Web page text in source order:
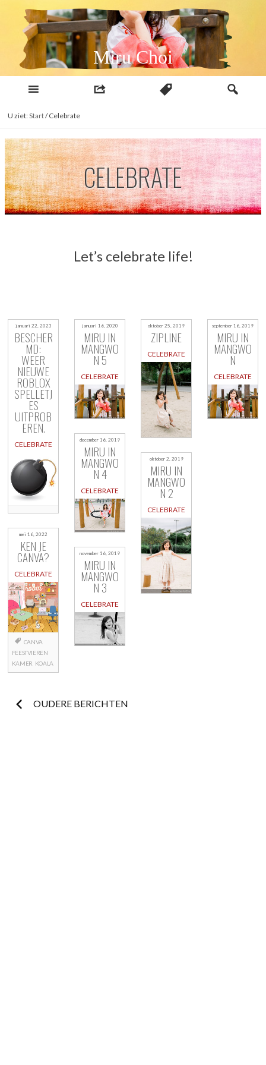
inhoud
Miru Choi
U ziet:Start/Celebrate
CELEBRATE
Let’s celebrate life!
januari 22, 2023
BESCHER
MD:
WEER
NIEUWE
ROBLOX
SPELLETJ
ES
UITPROB
EREN.
CELEBRATE
mei 16, 2022
KEN JE
CANVA?
CELEBRATE
CANVA
FEESTVIEREN
KAMER KOALA
januari 16, 2020
MIRU IN
MANGWO
N 5
CELEBRATE
december 16, 2019
MIRU IN
MANGWO
N 4
CELEBRATE
november 16, 2019
MIRU IN
MANGWO
N 3
CELEBRATE
oktober 25, 2019
ZIPLINE
CELEBRATE
oktober 2, 2019
MIRU IN
MANGWO
N 2
CELEBRATE
september 16, 2019
MIRU IN
MANGWO
N
CELEBRATE
Berichtnavigatie
OUDERE BERICHTEN